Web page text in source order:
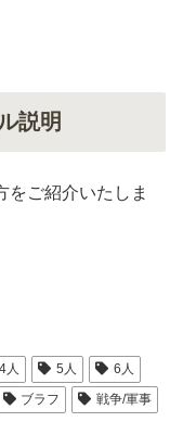
説明
をご紹介いたしま
4人 5人
6人
ブラフ
戦争/軍事